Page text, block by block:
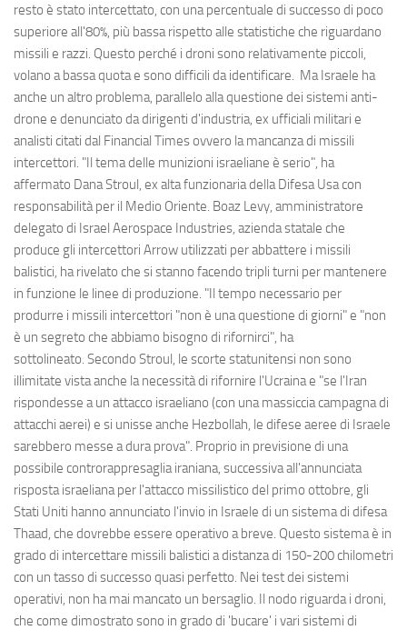
resto è stato intercettato, con una percentuale di successo di poco
superiore all'80%, più bassa rispetto alle statistiche che riguardano
missili e razzi. Questo perché i droni sono relativamente piccoli,
volano a bassa quota e sono difficili da identificare. Ma Israele ha
anche un altro problema, parallelo alla questione dei sistemi anti-
drone e denunciato da dirigenti d'industria, ex ufficiali militari e
analisti citati dal Financial Times ovvero la mancanza di missili
intercettori. "Il tema delle munizioni israeliane è serio", ha
affermato Dana Stroul, ex alta funzionaria della Difesa Usa con
responsabilità per il Medio Oriente. Boaz Levy, amministratore
delegato di Israel Aerospace Industries, azienda statale che
produce gli intercettori Arrow utilizzati per abbattere i missili
balistici, ha rivelato che si stanno facendo tripli turni per mantenere
in funzione le linee di produzione. "Il tempo necessario per
produrre i missili intercettori "non è una questione di giorni" e "non
è un segreto che abbiamo bisogno di rifornirci", ha
sottolineato. Secondo Stroul, le scorte statunitensi non sono
illimitate vista anche la necessità di rifornire l'Ucraina e "se l'Iran
rispondesse a un attacco israeliano (con una massiccia campagna di
attacchi aerei) e si unisse anche Hezbollah, le difese aeree di Israele
sarebbero messe a dura prova". Proprio in previsione di una
possibile controrappresaglia iraniana, successiva all'annunciata
risposta israeliana per l'attacco missilistico del primo ottobre, gli
Stati Uniti hanno annunciato l'invio in Israele di un sistema di difesa
Thaad, che dovrebbe essere operativo a breve. Questo sistema è in
grado di intercettare missili balistici a distanza di 150-200 chilometri
con un tasso di successo quasi perfetto. Nei test dei sistemi
operativi, non ha mai mancato un bersaglio. Il nodo riguarda i droni,
che come dimostrato sono in grado di 'bucare' i vari sistemi di